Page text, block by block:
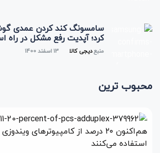
سامسونگ کند کردن عمدی
کرد؛ آپدیت رفع مشکل در راه
منبعدیجی کالا 13 اسفند 1400
محبوب ترین